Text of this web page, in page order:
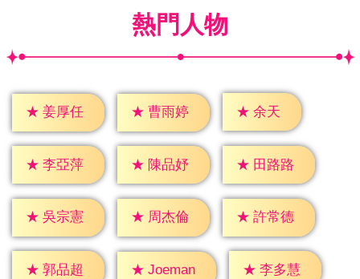
熱門人物
★ 姜厚任 ★ 曹雨婷 ★ 余天
★ 李亞萍 ★ 陳品妤 ★ 田路路
★ 吳宗憲 ★ 周杰倫 ★ 許常德
★ 郭品超 ★ Joeman ★ 李多慧